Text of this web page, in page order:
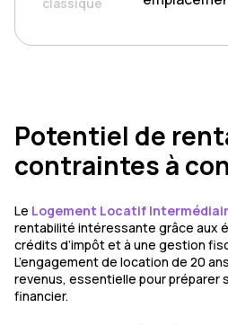
Potentiel de
contraintes à
Le Logement Locatif
rentabilité intéressante grâce aux
crédits d’impôt et à une gestion
L’engagement de location de 20
revenus, essentielle pour préparer
financier.